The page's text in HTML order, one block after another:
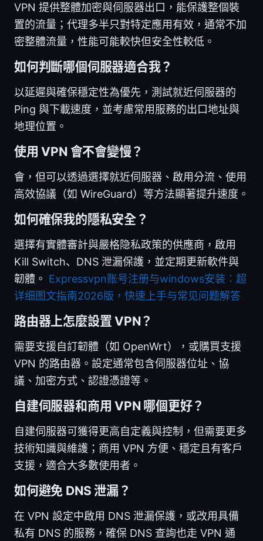
VPN 提供整體加密與伺服器出口，能保護整個裝
置的流量；代理多半只對特定應用有效，通常不加
密整體流量，性能可能較快但安全性較低。
如何判斷哪個伺服器適合我？
以延遲與確保穩定性為優先，測試就近伺服器的
Ping 與下載速度，並考慮常用服務的出口地址與
地理位置。
使用 VPN 會不會變慢？
會，但可以透過選擇就近伺服器、啟用分流、使用
高效協議（如 WireGuard）等方法顯著提升速度。
如何確保我的隱私安全？
選擇有實體審計與嚴格隐私政策的供應商，啟用
Kill Switch、DNS 泄漏保護，並定期更新軟件與
韌體。 Expressvpn账号注册与windows安装：超
详细图文指南2026版，快速上手与常见问题解答
路由器上怎麼設置 VPN？
需要支援自訂韌體（如 OpenWrt），或購買支援
VPN 的路由器。設定通常包含伺服器位址、協
議、加密方式、認證憑證等。
自建伺服器和商用 VPN 哪個更好？
自建伺服器可獲得更高自定義與控制，但需要更多
技術知識與維護；商用 VPN 方便、穩定且有客戶
支援，適合大多數使用者。
如何避免 DNS 泄漏？
在 VPN 設定中啟用 DNS 泄漏保護，或改用具備
私有 DNS 的服務，確保 DNS 查詢也走 VPN 通